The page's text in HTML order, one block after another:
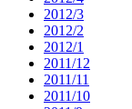
2012/3
2012/2
2012/1
2011/12
2011/11
2011/10